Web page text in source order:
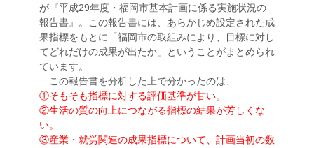
が『平成29年度・福岡市基本計画に係る実施状況の
報告書』。この報告書には、あらかじめ設定された成
果指標をもとに「福岡市の取組みにより、目標に対し
てどれだけの成果が出たか」ということがまとめられ
ています。
この報告書を分析した上で分かったのは、
①そもそも指標に対する評価基準が甘い。
②生活の質の向上につながる指標の結果が芳しくな
い。
③産業・就労関連の成果指標について、計画当初の数